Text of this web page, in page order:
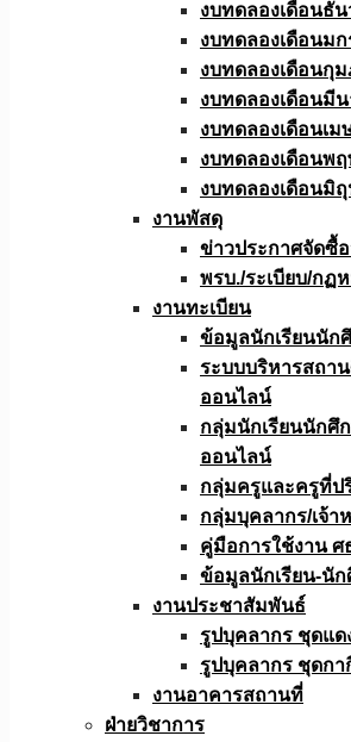
งบทดลองเดือนธั
งบทดลองเดือนม
งบทดลองเดือนกุ
งบทดลองเดือนมี
งบทดลองเดือนเม
งบทดลองเดือนพ
งบทดลองเดือนมิ
งานพัสดุ
ข่าวประกาศจัดซื้
พรบ./ระเบียบ/กฏ
งานทะเบียน
ข้อมูลนักเรียนนัก
ระบบบริหารสถา
ออนไลน์
กลุ่มนักเรียนนักศึ
ออนไลน์
กลุ่มครูและครูที่ป
กลุ่มบุคลากร/เจ้า
คู่มือการใช้งาน ศ
ข้อมูลนักเรียน-นัก
งานประชาสัมพันธ์
รูปบุคลากร ชุดแด
รูปบุคลากร ชุดกา
งานอาคารสถานที่
ฝ่ายวิชาการ